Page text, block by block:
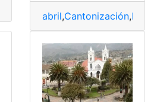
abril,Cantonización,